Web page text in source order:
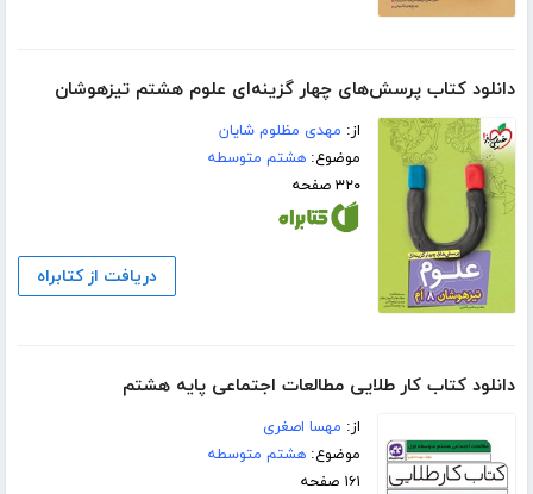
دانلود کتاب پرسش‌های چهار گزینه‌ای علوم هشتم تیزهوشان
از: مهدی مظلوم شایان
موضوع:هشتم متوسطه
۳۲۰ صفحه
دریافت از کتابراه
دانلود کتاب کار طلایی مطالعات اجتماعی پایه هشتم
از: مهسا اصغری
موضوع:هشتم متوسطه
۱۶۱ صفحه